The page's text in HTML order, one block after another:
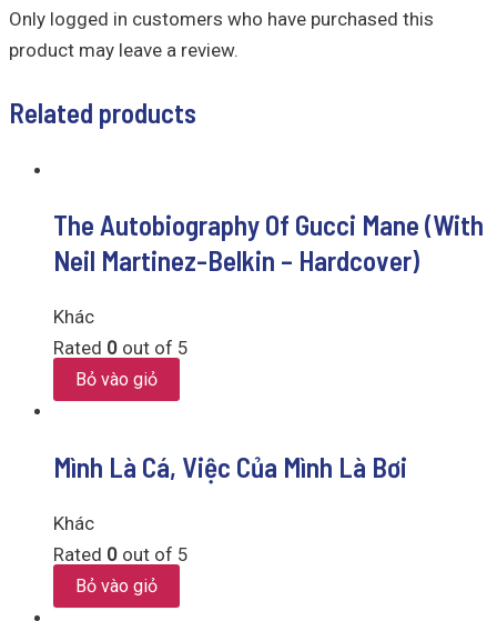
Only logged in customers who have purchased this
product may leave a review.
Related products
The Autobiography Of Gucci Mane (With
Neil Martinez-Belkin – Hardcover)
Khác
Rated 0 out of 5
Bỏ vào giỏ
Mình Là Cá, Việc Của Mình Là Bơi
Khác
Rated 0 out of 5
Bỏ vào giỏ